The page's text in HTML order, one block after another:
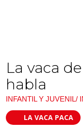
La vaca
habla
INFANTIL Y JUVENIL/
LA VACA PACA